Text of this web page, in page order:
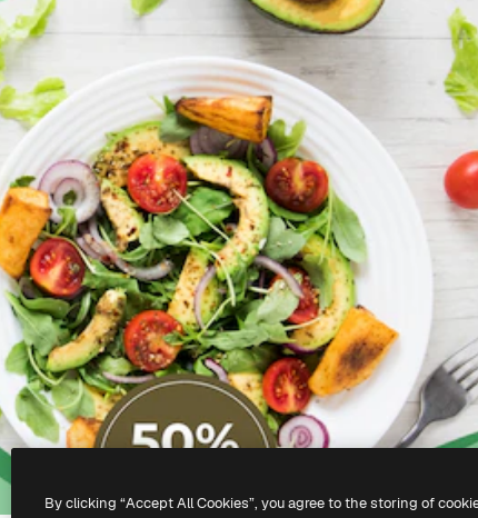
By clicking “Accept All Cookies”, you agree to the storing of